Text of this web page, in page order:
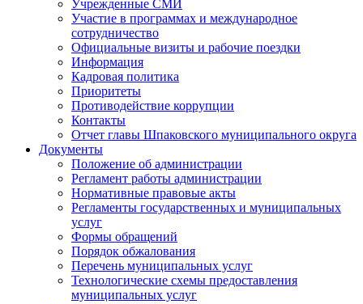
Учрежденные СМИ
Участие в программах и международное
сотрудничество
Официальные визиты и рабочие поездки
Информация
Кадровая политика
Приоритеты
Противодействие коррупции
Контакты
Отчет главы Шпаковского муниципального округа
Документы
Положение об администрации
Регламент работы администрации
Нормативные правовые акты
Регламенты государственных и муниципальных
услуг
Формы обращений
Порядок обжалования
Перечень муниципальных услуг
Технологические схемы предоставления
муниципальных услуг